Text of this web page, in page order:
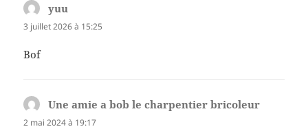
yuu
3 juillet 2026 à 15:25
Bof
Une amie a bob le charpentier bricoleur
2 mai 2024 à 19:17